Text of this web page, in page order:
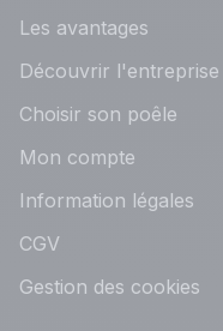
Les avantages
Découvrir l'entreprise
Choisir son poêle
Mon compte
Information légales
CGV
Gestion des cookies